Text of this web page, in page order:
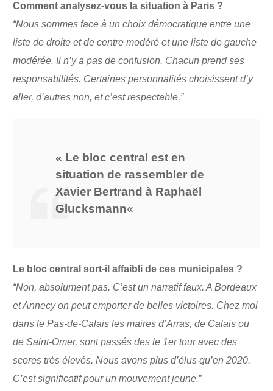
Comment analysez-vous la situation à Paris ?
“Nous sommes face à un choix démocratique entre une
liste de droite et de centre modéré et une liste de gauche
modérée. Il n’y a pas de confusion. Chacun prend ses
responsabilités. Certaines personnalités choisissent d’y
aller, d’autres non, et c’est respectable.”
« Le bloc central est en
situation de rassembler de
Xavier Bertrand à Raphaël
Glucksmann«
Le bloc central sort-il affaibli de ces municipales ?
“Non, absolument pas. C’est un narratif faux. A Bordeaux
et Annecy on peut emporter de belles victoires. Chez moi
dans le Pas-de-Calais les maires d’Arras, de Calais ou
de Saint-Omer, sont passés des le 1er tour avec des
scores très élevés. Nous avons plus d’élus qu’en 2020.
C’est significatif pour un mouvement jeune.”